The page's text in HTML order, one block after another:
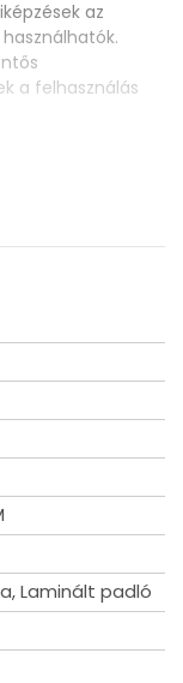
az
a felhasználás
vágásokhoz
Laminált padló